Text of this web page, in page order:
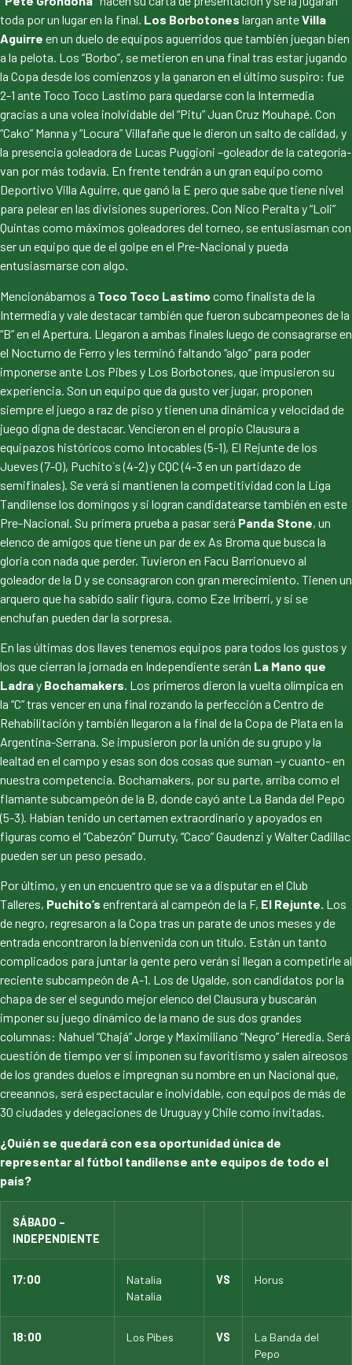
toda por un lugar en la final. Los Borbotones largan anteVilla
Aguirre en un duelo de equipos aguerridos que también juegan bien
a la pelota. Los “Borbo”, se metieron en una final tras estar jugando
la Copa desde los comienzos y la ganaron en el último suspiro: fue
2-1 ante Toco Toco Lastimo para quedarse con la Intermedia
gracias a una volea inolvidable del “Pitu” Juan Cruz Mouhapé. Con
“Cako” Manna y “Locura” Villafañe que le dieron un salto de calidad, y
la presencia goleadora de Lucas Puggioni –goleador de la categoría-
van por más todavía. En frente tendrán a un gran equipo como
Deportivo Villa Aguirre, que ganó la E pero que sabe que tiene nivel
para pelear en las divisiones superiores. Con Nico Peralta y “Loli”
Quintas como máximos goleadores del torneo, se entusiasman con
ser un equipo que de el golpe en el Pre-Nacional y pueda
entusiasmarse con algo.
Mencionábamos a Toco Toco Lastimo como finalista de la
Intermedia y vale destacar también que fueron subcampeones de la
“B” en el Apertura. Llegaron a ambas finales luego de consagrarse en
el Nocturno de Ferro y les terminó faltando “algo” para poder
imponerse ante Los Pibes y Los Borbotones, que impusieron su
experiencia. Son un equipo que da gusto ver jugar, proponen
siempre el juego a raz de piso y tienen una dinámica y velocidad de
juego digna de destacar. Vencieron en el propio Clausura a
equipazos históricos como Intocables (5-1), El Rejunte de los
Jueves (7-0), Puchito`s (4-2) y CQC (4-3 en un partidazo de
semifinales). Se verá si mantienen la competitividad con la Liga
Tandilense los domingos y si logran candidatearse también en este
Pre-Nacional. Su primera prueba a pasar será Panda Stone, un
elenco de amigos que tiene un par de ex As Broma que busca la
gloria con nada que perder. Tuvieron en Facu Barrionuevo al
goleador de la D y se consagraron con gran merecimiento. Tienen un
arquero que ha sabido salir figura, como Eze Irriberri, y si se
enchufan pueden dar la sorpresa.
En las últimas dos llaves tenemos equipos para todos los gustos y
los que cierran la jornada en Independiente serán La Mano que
Ladray Bochamakers. Los primeros dieron la vuelta olímpica en
la “C” tras vencer en una final rozando la perfección a Centro de
Rehabilitación y también llegaron a la final de la Copa de Plata en la
Argentina-Serrana. Se impusieron por la unión de su grupo y la
lealtad en el campo y esas son dos cosas que suman –y cuanto- en
nuestra competencia. Bochamakers, por su parte, arriba como el
flamante subcampeón de la B, donde cayó ante La Banda del Pepo
(5-3). Habían tenido un certamen extraordinario y apoyados en
figuras como el “Cabezón” Durruty, “Caco” Gaudenzi y Walter Cadillac
pueden ser un peso pesado.
Por último, y en un encuentro que se va a disputar en el Club
Talleres, Puchito’s enfrentará al campeón de la F, El Rejunte. Los
de negro, regresaron a la Copa tras un parate de unos meses y de
entrada encontraron la bienvenida con un título. Están un tanto
complicados para juntar la gente pero verán si llegan a competirle al
reciente subcampeón de A-1. Los de Ugalde, son candidatos por la
chapa de ser el segundo mejor elenco del Clausura y buscarán
imponer su juego dinámico de la mano de sus dos grandes
columnas: Nahuel “Chajá” Jorge y Maximiliano “Negro” Heredia. Será
cuestión de tiempo ver si imponen su favoritismo y salen aireosos
de los grandes duelos e impregnan su nombre en un Nacional que,
creeannos, será espectacular e inolvidable, con equipos de más de
30 ciudades y delegaciones de Uruguay y Chile como invitadas.
¿Quién se quedará con esa oportunidad única de
representar al fútbol tandilense ante equipos de todo el
país?
SÁBADO –
INDEPENDIENTE
17:00
Natalia
Natalia
VS Horus
18:00 Los Pibes VS
La Banda del
Pepo